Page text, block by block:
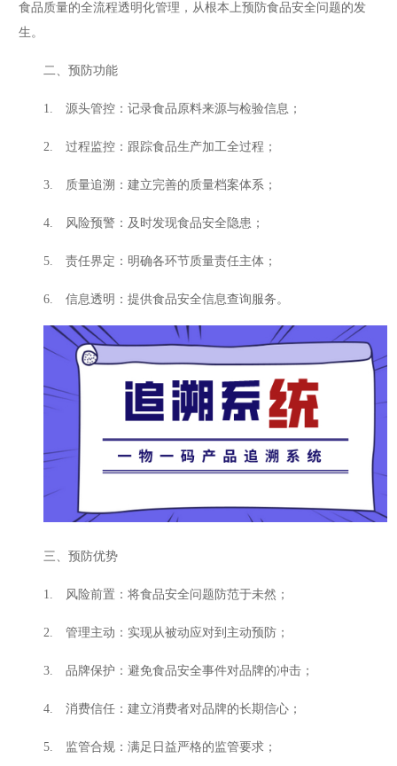
食品质量的全流程透明化管理，从根本上预防食品安全问题的发
生。
二、预防功能
1. 源头管控：记录食品原料来源与检验信息；
2. 过程监控：跟踪食品生产加工全过程；
3. 质量追溯：建立完善的质量档案体系；
4. 风险预警：及时发现食品安全隐患；
5. 责任界定：明确各环节质量责任主体；
6. 信息透明：提供食品安全信息查询服务。
三、预防优势
1. 风险前置：将食品安全问题防范于未然；
2. 管理主动：实现从被动应对到主动预防；
3. 品牌保护：避免食品安全事件对品牌的冲击；
4. 消费信任：建立消费者对品牌的长期信心；
5. 监管合规：满足日益严格的监管要求；